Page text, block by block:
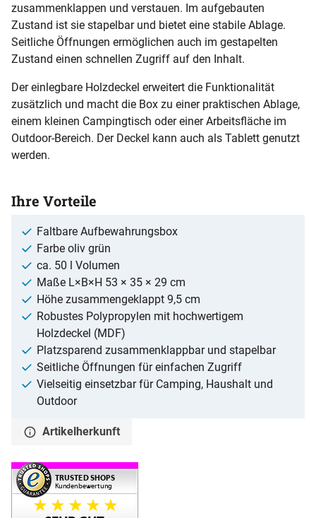
zusammenklappen und verstauen. Im aufgebauten
Zustand ist sie stapelbar und bietet eine stabile Ablage.
Seitliche Öffnungen ermöglichen auch im gestapelten
Zustand einen schnellen Zugriff auf den Inhalt.
Der einlegbare Holzdeckel erweitert die Funktionalität
zusätzlich und macht die Box zu einer praktischen Ablage,
einem kleinen Campingtisch oder einer Arbeitsfläche im
Outdoor-Bereich. Der Deckel kann auch als Tablett genutzt
werden.
Ihre Vorteile
Faltbare Aufbewahrungsbox
Farbe oliv grün
ca. 50 l Volumen
Maße L×B×H 53 × 35 × 29 cm
Höhe zusammengeklappt 9,5 cm
Robustes Polypropylen mit hochwertigem
Holzdeckel (MDF)
Platzsparend zusammenklappbar und stapelbar
Seitliche Öffnungen für einfachen Zugriff
Vielseitig einsetzbar für Camping, Haushalt und
Outdoor
Artikelherkunft